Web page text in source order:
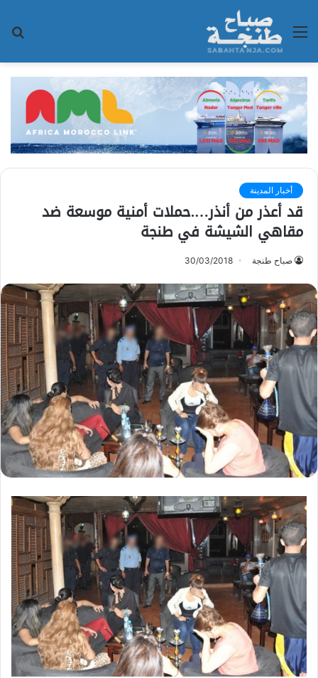
القائمة
أخبار المدينة
قد أعذر من أنذر….حملات أمنية موسعة ضد
مقاهي الشيشة في طنجة
صباح طنجة 30/03/2018